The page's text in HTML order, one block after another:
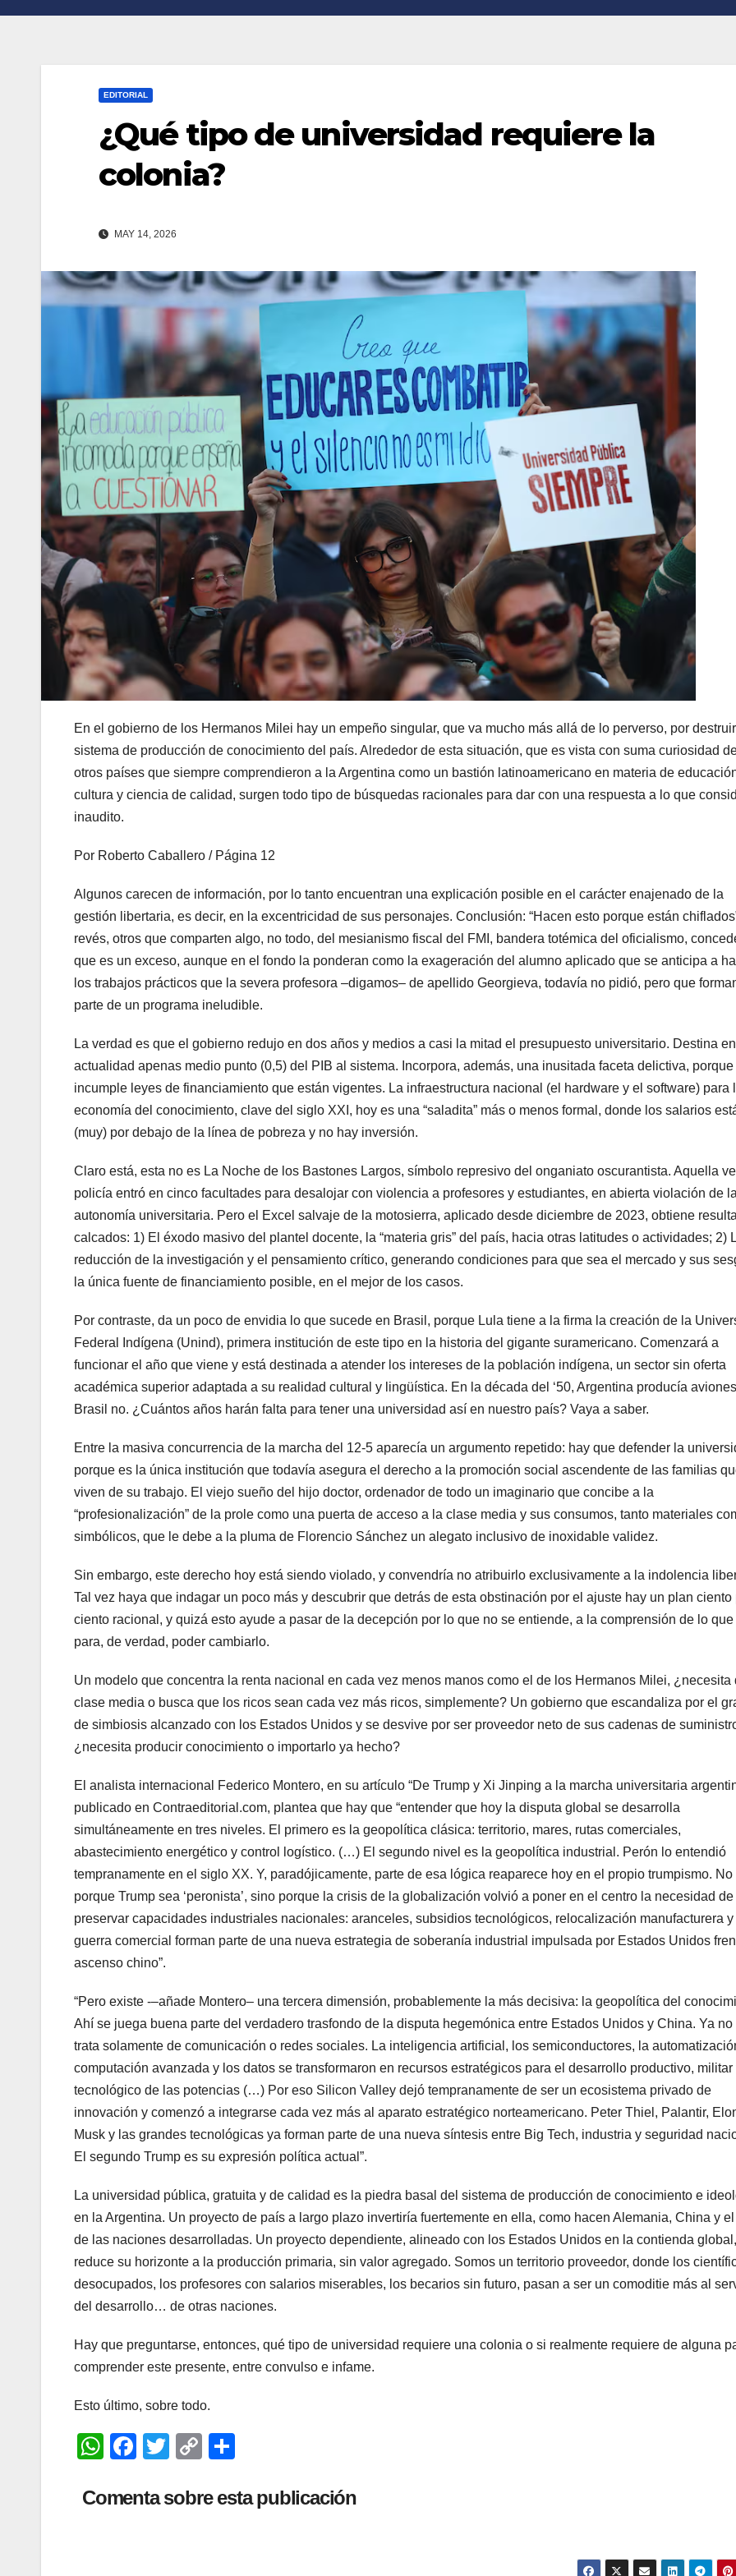
EDITORIAL
¿Qué tipo de universidad requiere la
colonia?
MAY 14, 2026
En el gobierno de los Hermanos Milei hay un empeño singular, que va mucho más allá de lo perverso, por destruir
sistema de producción de conocimiento del país. Alrededor de esta situación, que es vista con suma curiosidad
otros países que siempre comprendieron a la Argentina como un bastión latinoamericano en materia de
cultura y ciencia de calidad, surgen todo tipo de búsquedas racionales para dar con una respuesta a lo que
inaudito.
Por Roberto Caballero / Página 12
Algunos carecen de información, por lo tanto encuentran una explicación posible en el carácter enajenado de la
gestión libertaria, es decir, en la excentricidad de sus personajes. Conclusión: “Hacen esto porque están
revés, otros que comparten algo, no todo, del mesianismo fiscal del FMI, bandera totémica del oficialismo,
que es un exceso, aunque en el fondo la ponderan como la exageración del alumno aplicado que se anticipa a
los trabajos prácticos que la severa profesora –digamos– de apellido Georgieva, todavía no pidió, pero que
parte de un programa ineludible.
La verdad es que el gobierno redujo en dos años y medios a casi la mitad el presupuesto universitario. Destina
actualidad apenas medio punto (0,5) del PIB al sistema. Incorpora, además, una inusitada faceta delictiva, porque
incumple leyes de financiamiento que están vigentes. La infraestructura nacional (el hardware y el software) para
economía del conocimiento, clave del siglo XXI, hoy es una “saladita” más o menos formal, donde los salarios
(muy) por debajo de la línea de pobreza y no hay inversión.
Claro está, esta no es La Noche de los Bastones Largos, símbolo represivo del onganiato oscurantista. Aquella
policía entró en cinco facultades para desalojar con violencia a profesores y estudiantes, en abierta violación de la
autonomía universitaria. Pero el Excel salvaje de la motosierra, aplicado desde diciembre de 2023, obtiene
calcados: 1) El éxodo masivo del plantel docente, la “materia gris” del país, hacia otras latitudes o actividades; 2)
reducción de la investigación y el pensamiento crítico, generando condiciones para que sea el mercado y sus
la única fuente de financiamiento posible, en el mejor de los casos.
Por contraste, da un poco de envidia lo que sucede en Brasil, porque Lula tiene a la firma la creación de la
Federal Indígena (Unind), primera institución de este tipo en la historia del gigante suramericano. Comenzará a
funcionar el año que viene y está destinada a atender los intereses de la población indígena, un sector sin oferta
académica superior adaptada a su realidad cultural y lingüística. En la década del ‘50, Argentina producía
Brasil no. ¿Cuántos años harán falta para tener una universidad así en nuestro país? Vaya a saber.
Entre la masiva concurrencia de la marcha del 12-5 aparecía un argumento repetido: hay que defender la
porque es la única institución que todavía asegura el derecho a la promoción social ascendente de las familias
viven de su trabajo. El viejo sueño del hijo doctor, ordenador de todo un imaginario que concibe a la
“profesionalización” de la prole como una puerta de acceso a la clase media y sus consumos, tanto materiales
simbólicos, que le debe a la pluma de Florencio Sánchez un alegato inclusivo de inoxidable validez.
Sin embargo, este derecho hoy está siendo violado, y convendría no atribuirlo exclusivamente a la indolencia
Tal vez haya que indagar un poco más y descubrir que detrás de esta obstinación por el ajuste hay un plan ciento
ciento racional, y quizá esto ayude a pasar de la decepción por lo que no se entiende, a la comprensión de lo que
para, de verdad, poder cambiarlo.
Un modelo que concentra la renta nacional en cada vez menos manos como el de los Hermanos Milei, ¿necesita
clase media o busca que los ricos sean cada vez más ricos, simplemente? Un gobierno que escandaliza por el
de simbiosis alcanzado con los Estados Unidos y se desvive por ser proveedor neto de sus cadenas de
¿necesita producir conocimiento o importarlo ya hecho?
El analista internacional Federico Montero, en su artículo “De Trump y Xi Jinping a la marcha universitaria
publicado en Contraeditorial.com, plantea que hay que “entender que hoy la disputa global se desarrolla
simultáneamente en tres niveles. El primero es la geopolítica clásica: territorio, mares, rutas comerciales,
abastecimiento energético y control logístico. (…) El segundo nivel es la geopolítica industrial. Perón lo entendió
tempranamente en el siglo XX. Y, paradójicamente, parte de esa lógica reaparece hoy en el propio trumpismo. No
porque Trump sea ‘peronista’, sino porque la crisis de la globalización volvió a poner en el centro la necesidad de
preservar capacidades industriales nacionales: aranceles, subsidios tecnológicos, relocalización manufacturera y
guerra comercial forman parte de una nueva estrategia de soberanía industrial impulsada por Estados Unidos
ascenso chino”.
“Pero existe -–añade Montero– una tercera dimensión, probablemente la más decisiva: la geopolítica del
Ahí se juega buena parte del verdadero trasfondo de la disputa hegemónica entre Estados Unidos y China. Ya no
trata solamente de comunicación o redes sociales. La inteligencia artificial, los semiconductores, la
computación avanzada y los datos se transformaron en recursos estratégicos para el desarrollo productivo, militar
tecnológico de las potencias (…) Por eso Silicon Valley dejó tempranamente de ser un ecosistema privado de
innovación y comenzó a integrarse cada vez más al aparato estratégico norteamericano. Peter Thiel, Palantir,
Musk y las grandes tecnológicas ya forman parte de una nueva síntesis entre Big Tech, industria y seguridad
El segundo Trump es su expresión política actual”.
La universidad pública, gratuita y de calidad es la piedra basal del sistema de producción de conocimiento e
en la Argentina. Un proyecto de país a largo plazo invertiría fuertemente en ella, como hacen Alemania, China y
de las naciones desarrolladas. Un proyecto dependiente, alineado con los Estados Unidos en la contienda global,
reduce su horizonte a la producción primaria, sin valor agregado. Somos un territorio proveedor, donde los
desocupados, los profesores con salarios miserables, los becarios sin futuro, pasan a ser un comoditie más al
del desarrollo… de otras naciones.
Hay que preguntarse, entonces, qué tipo de universidad requiere una colonia o si realmente requiere de alguna
comprender este presente, entre convulso e infame.
Esto último, sobre todo.
W
at
F
c
T
tt
C
p
m
Comenta sobre esta publicación
n